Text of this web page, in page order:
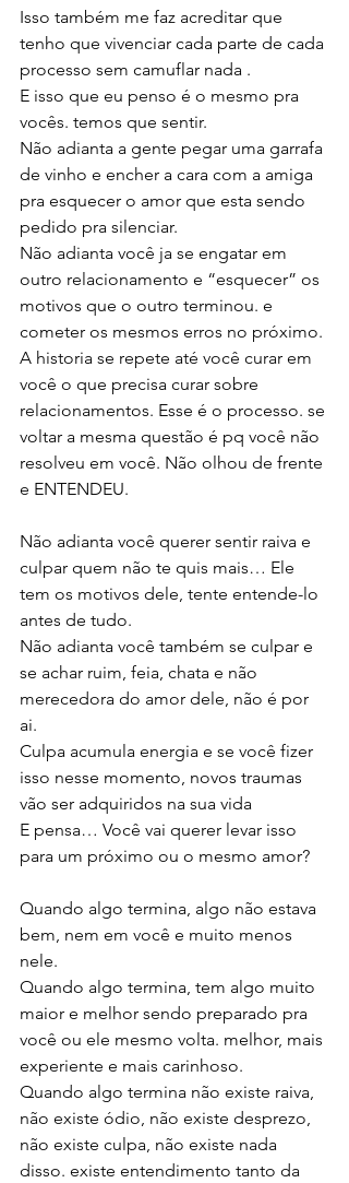
Isso também me faz acreditar que
tenho que vivenciar cada parte de cada
processo sem camuflar nada .
E isso que eu penso é o mesmo pra
vocês. temos que sentir.
Não adianta a gente pegar uma garrafa
de vinho e encher a cara com a amiga
pra esquecer o amor que esta sendo
pedido pra silenciar.
Não adianta você ja se engatar em
outro relacionamento e “esquecer” os
motivos que o outro terminou. e
cometer os mesmos erros no próximo.
A historia se repete até você curar em
você o que precisa curar sobre
relacionamentos. Esse é o processo. se
voltar a mesma questão é pq você não
resolveu em você. Não olhou de frente
e ENTENDEU.
Não adianta você querer sentir raiva e
culpar quem não te quis mais… Ele
tem os motivos dele, tente entende-lo
antes de tudo.
Não adianta você também se culpar e
se achar ruim, feia, chata e não
merecedora do amor dele, não é por
ai.
Culpa acumula energia e se você fizer
isso nesse momento, novos traumas
vão ser adquiridos na sua vida
E pensa… Você vai querer levar isso
para um próximo ou o mesmo amor?
Quando algo termina, algo não estava
bem, nem em você e muito menos
nele.
Quando algo termina, tem algo muito
maior e melhor sendo preparado pra
você ou ele mesmo volta. melhor, mais
experiente e mais carinhoso.
Quando algo termina não existe raiva,
não existe ódio, não existe desprezo,
não existe culpa, não existe nada
disso. existe entendimento tanto da